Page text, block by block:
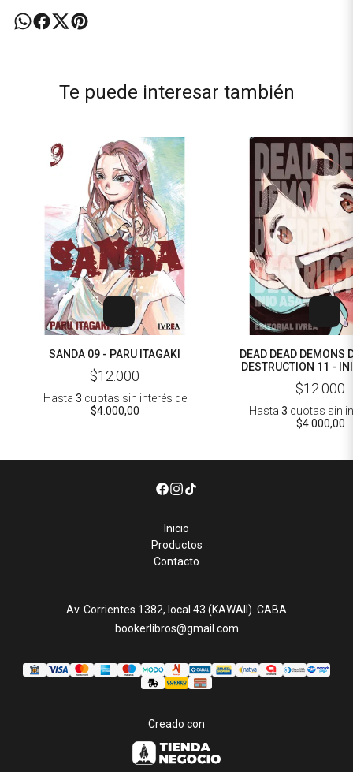
Te puede interesar también
SANDA 09 - PARU ITAGAKI
$12.000
Hasta 3 cuotas sin interés de
$4.000,00
DEAD DEAD DEMONS
DESTRUCTION 11 -
$12.000
Hasta 3 cuotas sin
$4.000,00
Inicio
Productos
Contacto
Av. Corrientes 1382, local 43 (KAWAII). CABA
bookerlibros@gmail.com
Creado con